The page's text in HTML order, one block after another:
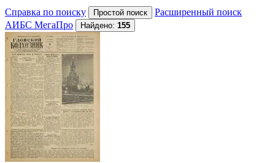
Справка по поиску
Расширенный поиск
АИБС МегаПро
Найдено: 155